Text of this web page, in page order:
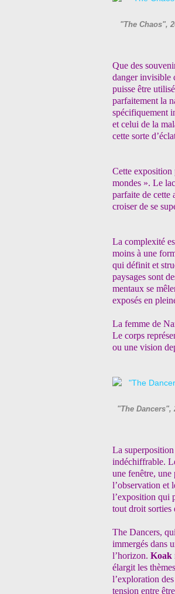
"The Chaos",
Que des
danger invisible
puisse être
parfaitement la
spécifiquement
et celui de la
cette sorte
Cette exposition
mondes ». Le
parfaite de cette
croiser de se
La complexité
moins à une
qui définit et
paysages sont
mentaux se
exposés en
La femme de
Le corps
ou une vision
"The Dancers",
La
indéchiffrable.
une fenêtre, une
l’observation et
l’exposition qui
tout droit sorties
The Dancers,
immergés dans
l’horizon. Koak
élargit les
l’exploration
tension entre